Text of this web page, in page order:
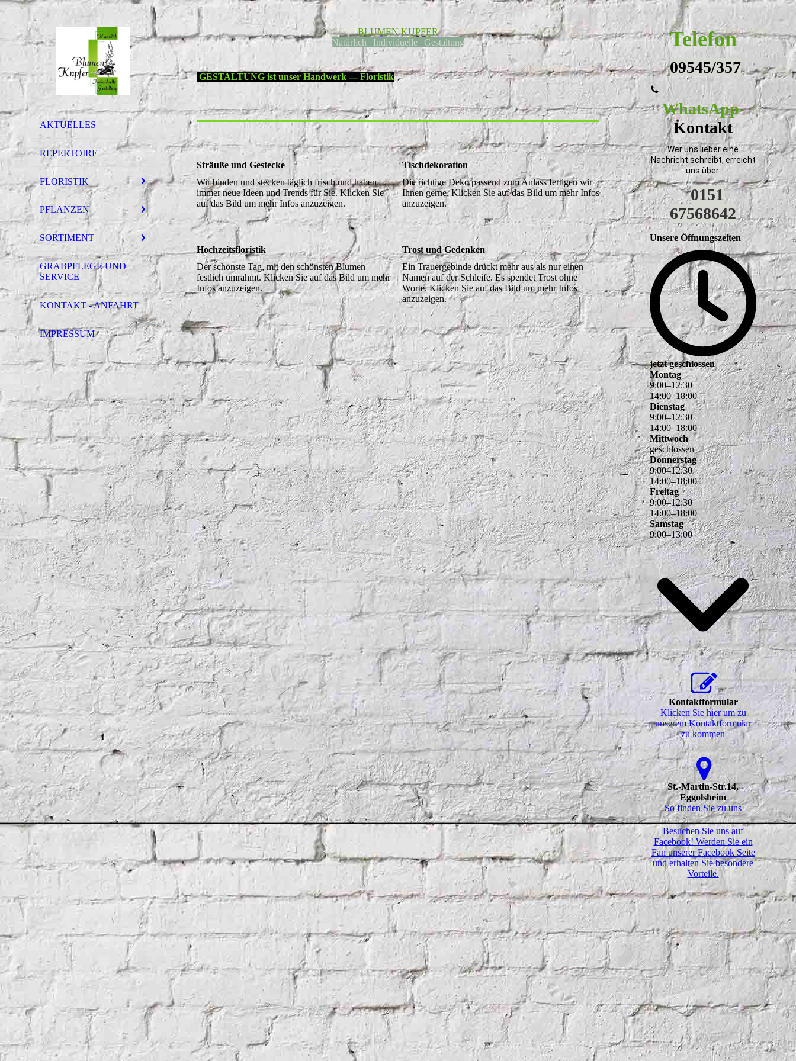
AKTUELLES
REPERTOIRE
FLORISTIK
PFLANZEN
SORTIMENT
GRABPFLEGE UND
SERVICE
KONTAKT - ANFAHRT
IMPRESSUM
BLUMEN KUPFER
Natürlich | Individuelle | Gestaltung
GESTALTUNG ist unser Handwerk --- Floristik
Sträuße und Gestecke
Wir binden und stecken täglich frisch und haben
immer neue Ideen und Trends für Sie. Klicken Sie
auf das Bild um mehr Infos anzuzeigen.
Tischdekoration
Die richtige Deko passend zum Anlass fertigen wir
Ihnen gerne. Klicken Sie auf das Bild um mehr Infos
anzuzeigen.
Hochzeitsfloristik
Der schönste Tag, mit den schönsten Blumen
festlich umrahmt. Klicken Sie auf das Bild um mehr
Infos anzuzeigen.
Trost und Gedenken
Ein Trauergebinde drückt mehr aus als nur einen
Namen auf der Schleife. Es spendet Trost ohne
Worte. Klicken Sie auf das Bild um mehr Infos
anzuzeigen.
Telefon
09545/357
WhatsApp-
Kontakt
Wer uns lieber eine
Nachricht schreibt, erreicht
uns über:
0151
67568642
Unsere Öffnungszeiten
jetzt geschlossen
Montag
9:00–12:30
14:00–18:00
Dienstag
9:00–12:30
14:00–18:00
Mittwoch
geschlossen
Donnerstag
9:00–12:30
14:00–18:00
Freitag
9:00–12:30
14:00–18:00
Samstag
9:00–13:00
Kontaktformular
Klicken Sie hier um zu
unserem Kon­takt­for­mu­lar
zu kommen
St.-Martin-Str.14,
Eggolsheim
So finden Sie zu uns
Besuchen Sie uns auf
Facebook! Werden Sie ein
Fan unserer Facebook Seite
und erhalten Sie besondere
Vorteile.